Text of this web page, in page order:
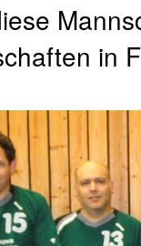
in